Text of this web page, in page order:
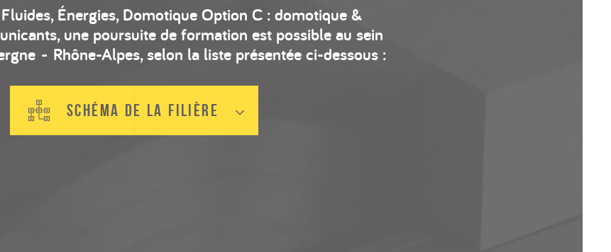
Énergies, Domotique Option C : domotique &
une poursuite de formation est possible au sein
- Rhône-Alpes, selon la liste présentée ci-dessous :
schéma de la filière